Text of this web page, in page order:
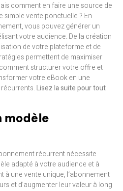
comment en faire une source de
simple vente ponctuelle ? En
vous pouvez générer un
votre audience. De la création
de votre plateforme et de
permettent de maximiser
structurer votre offre et
votre eBook en une
Lisez la suite pour tout
modèle
récurrent nécessite
adapté à votre audience et à
une vente unique, l’abonnement
et d’augmenter leur valeur à long